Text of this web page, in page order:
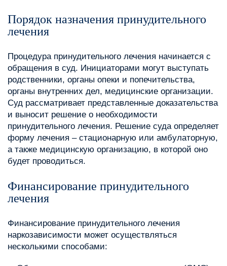
Порядок назначения принудительного
лечения
Процедура принудительного лечения начинается с
обращения в суд. Инициаторами могут выступать
родственники, органы опеки и попечительства,
органы внутренних дел, медицинские организации.
Суд рассматривает представленные доказательства
и выносит решение о необходимости
принудительного лечения. Решение суда определяет
форму лечения – стационарную или амбулаторную,
а также медицинскую организацию, в которой оно
будет проводиться.
Финансирование принудительного
лечения
Финансирование принудительного лечения
наркозависимости может осуществляться
несколькими способами: